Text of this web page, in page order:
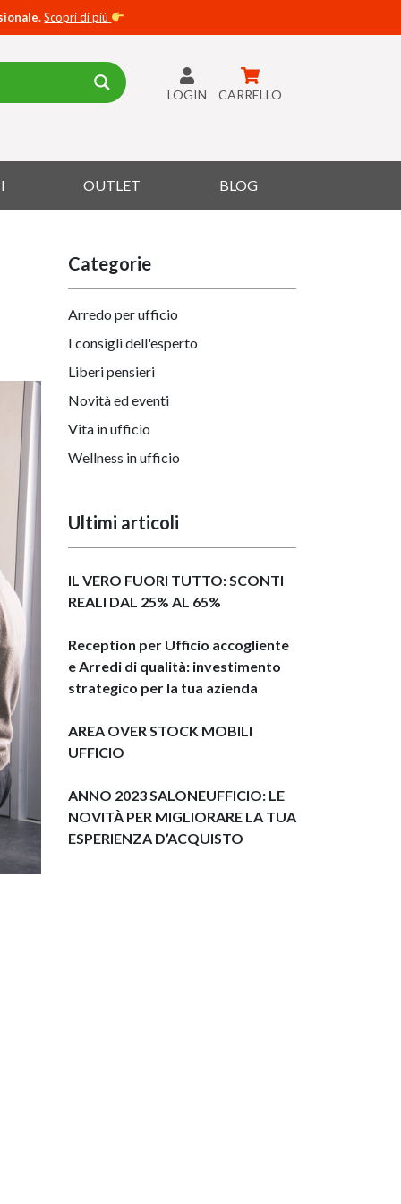
Scopri di più
LOGIN CARRELLO
OUTLET BLOG
Categorie
Arredo per ufficio
I consigli dell'esperto
Liberi pensieri
Novità ed eventi
Vita in ufficio
Wellness in ufficio
Ultimi articoli
IL VERO FUORI TUTTO: SCONTI
REALI DAL 25% AL 65%
Reception per Ufficio accogliente
e Arredi di qualità: investimento
strategico per la tua azienda
AREA OVER STOCK MOBILI
UFFICIO
ANNO 2023 SALONEUFFICIO: LE
NOVITÀ PER MIGLIORARE LA TUA
ESPERIENZA D’ACQUISTO